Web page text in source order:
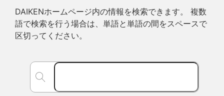
DAIKENホームページ内の情報を検索できます。 複数
語で検索を行う場合は、単語と単語の間をスペースで
区切ってください。